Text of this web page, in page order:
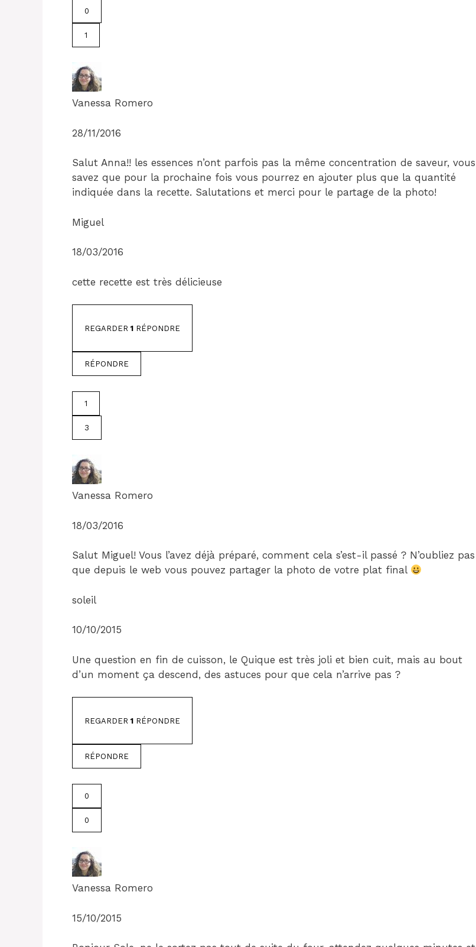
0
1
Vanessa Romero
28/11/2016
Salut Anna!! les essences n’ont parfois pas la même concentration de saveur, vous
savez que pour la prochaine fois vous pourrez en ajouter plus que la quantité
indiquée dans la recette. Salutations et merci pour le partage de la photo!
Miguel
18/03/2016
cette recette est très délicieuse
REGARDER1 RÉPONDRE
RÉPONDRE
1
3
Vanessa Romero
18/03/2016
Salut Miguel! Vous l’avez déjà préparé, comment cela s’est-il passé ? N’oubliez pas
que depuis le web vous pouvez partager la photo de votre plat final
soleil
10/10/2015
Une question en fin de cuisson, le Quique est très joli et bien cuit, mais au bout
d’un moment ça descend, des astuces pour que cela n’arrive pas ?
REGARDER1 RÉPONDRE
RÉPONDRE
0
0
Vanessa Romero
15/10/2015